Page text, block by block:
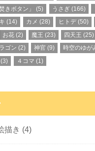
きボタン」
(5) うさぎ (166)
(14) カメ (28) ヒトデ(50)
お花(2) 魔王 (23) 四天王 (25)
ゴン (2) 神官 (9) 時空のゆが
(3) ４コマ (1)
描き (4)